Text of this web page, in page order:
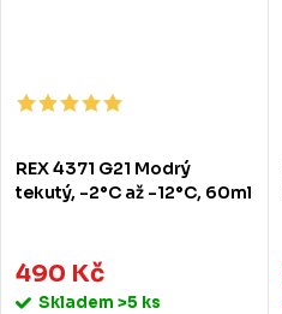
REX 4371 G21 Modrý
tekutý, -2°C až -12°C, 60ml
490 Kč
Skladem >5 ks